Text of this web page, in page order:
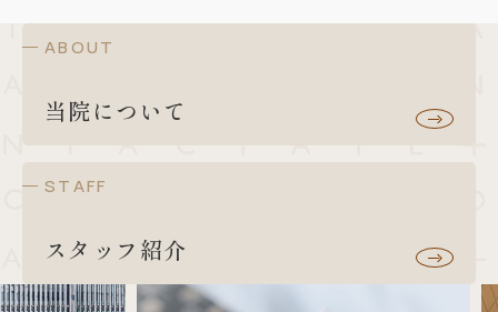
ABOUT
当院について
STAFF
スタッフ紹介